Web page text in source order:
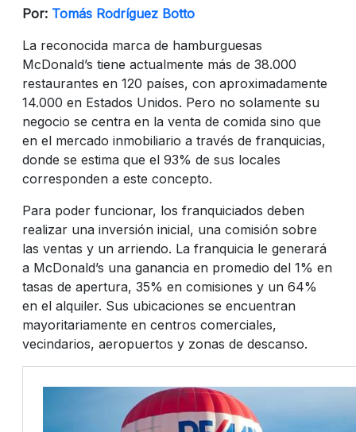
Por: Tomás Rodríguez Botto
La reconocida marca de hamburguesas
McDonald’s tiene actualmente más de 38.000
restaurantes en 120 países, con aproximadamente
14.000 en Estados Unidos. Pero no solamente su
negocio se centra en la venta de comida sino que
en el mercado inmobiliario a través de franquicias,
donde se estima que el 93% de sus locales
corresponden a este concepto.
Para poder funcionar, los franquiciados deben
realizar una inversión inicial, una comisión sobre
las ventas y un arriendo. La franquicia le generará
a McDonald’s una ganancia en promedio del 1% en
tasas de apertura, 35% en comisiones y un 64%
en el alquiler. Sus ubicaciones se encuentran
mayoritariamente en centros comerciales,
vecindarios, aeropuertos y zonas de descanso.